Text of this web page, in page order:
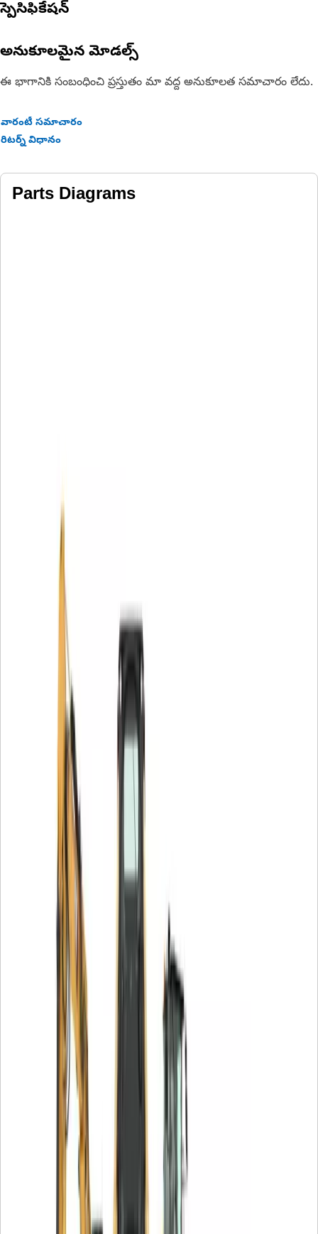
స్పెసిఫికేషన్
అనుకూలమైన మోడల్స్
ఈ భాగానికి సంబంధించి ప్రస్తుతం మా వద్ద అనుకూలత సమాచారం లేదు.
వారంటీ సమాచారం
రిటర్న్ విధానం
Parts Diagrams